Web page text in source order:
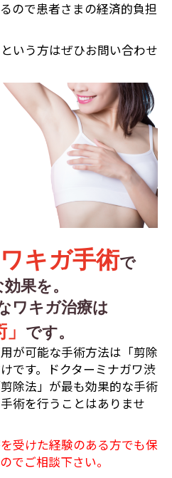
ので患者さまの経済的負担
いう方はぜひお問い合わせ
ワキガ手術で
果を。
ワキガ治療は
です。
が可能な手術方法は「剪除
です。ドクターミナガワ渋
除法」が最も効果的な手術
術を行うことはありませ
受けた経験のある方でも保
でご相談下さい。